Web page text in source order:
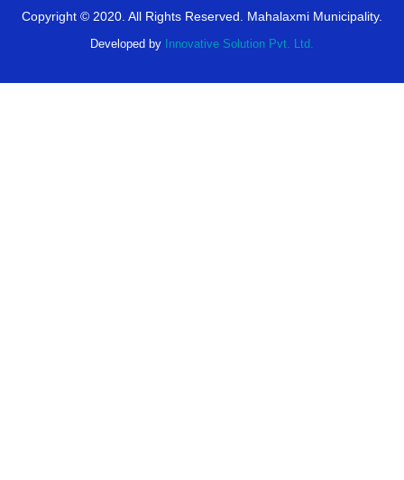
Copyright © 2020. All Rights Reserved. Mahalaxmi Municipality.
Developed by Innovative Solution Pvt. Ltd.